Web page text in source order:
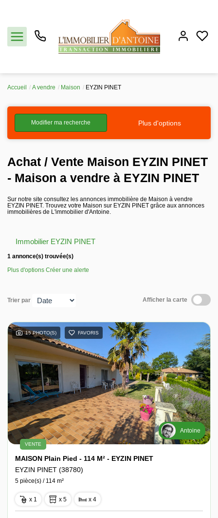
Vendre
Estimation
Notre agence
Partenaires
Nos avis
Contact
Accueil A vendre Maison EYZIN PINET
Modifier ma recherche Plus d'options
Achat / Vente Maison EYZIN PINET
- Maison a vendre à EYZIN PINET
Sur notre site consultez les annonces immobilière de Maison à vendre
EYZIN PINET. Trouvez votre Maison sur EYZIN PINET grâce aux annonces
immobilières de L'immobilier d'Antoine.
Immobilier EYZIN PINET
1 annonce(s) trouvée(s)
Plus d'options Créer une alerte
Trier par Afficher la carte
15 PHOTO(S) FAVORIS
Antoine
VENTE
MAISON Plain Pied - 114 M² - EYZIN PINET
EYZIN PINET (38780)
5 pièce(s) / 114 m²
x 1 x 5 x 4